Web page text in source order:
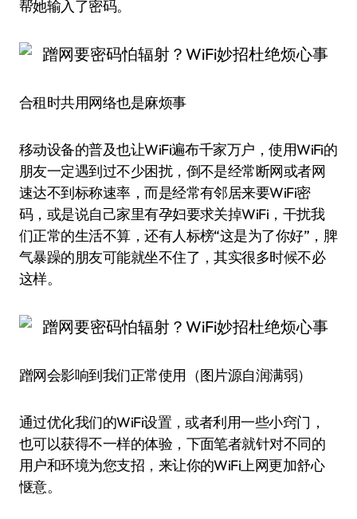
帮她输入了密码。
合租时共用网络也是麻烦事
移动设备的普及也让WiFi遍布千家万户，使用WiFi的
朋友一定遇到过不少困扰，倒不是经常断网或者网
速达不到标称速率，而是经常有邻居来要WiFi密
码，或是说自己家里有孕妇要求关掉WiFi，干扰我
们正常的生活不算，还有人标榜“这是为了你好”，脾
气暴躁的朋友可能就坐不住了，其实很多时候不必
这样。
蹭网会影响到我们正常使用（图片源自润满弱）
通过优化我们的WiFi设置，或者利用一些小窍门，
也可以获得不一样的体验，下面笔者就针对不同的
用户和环境为您支招，来让你的WiFi上网更加舒心
惬意。